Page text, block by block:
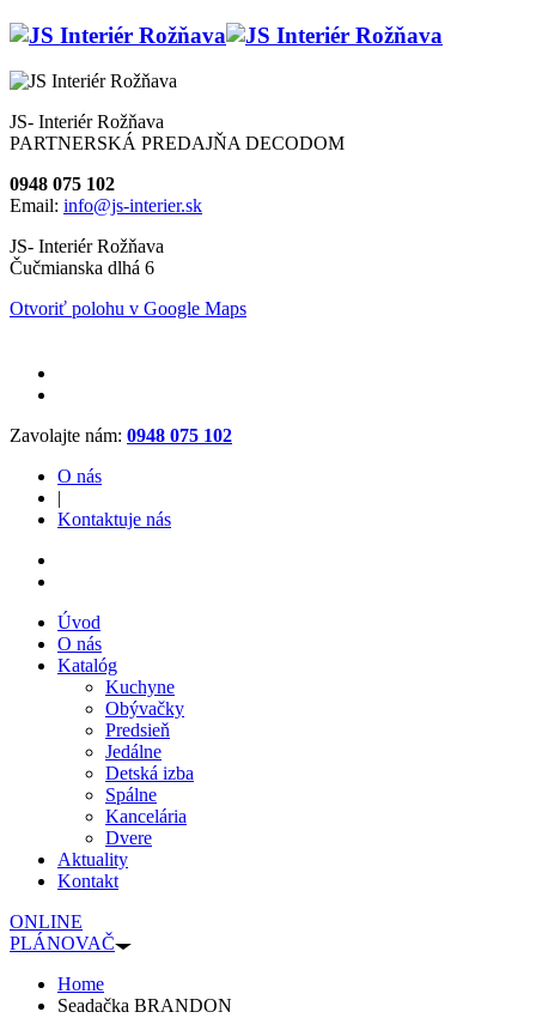
JS- Interiér Rožňava
PARTNERSKÁ PREDAJŇA DECODOM
0948 075 102
Email: info@js-interier.sk
JS- Interiér Rožňava
Čučmianska dlhá 6
Otvoriť polohu v Google Maps
Zavolajte nám: 0948 075 102
O nás
|
Kontaktuje nás
Úvod
O nás
Katalóg
Kuchyne
Obývačky
Predsieň
Jedálne
Detská izba
Spálne
Kancelária
Dvere
Aktuality
Kontakt
ONLINE
PLÁNOVAČ
Home
Seadačka BRANDON